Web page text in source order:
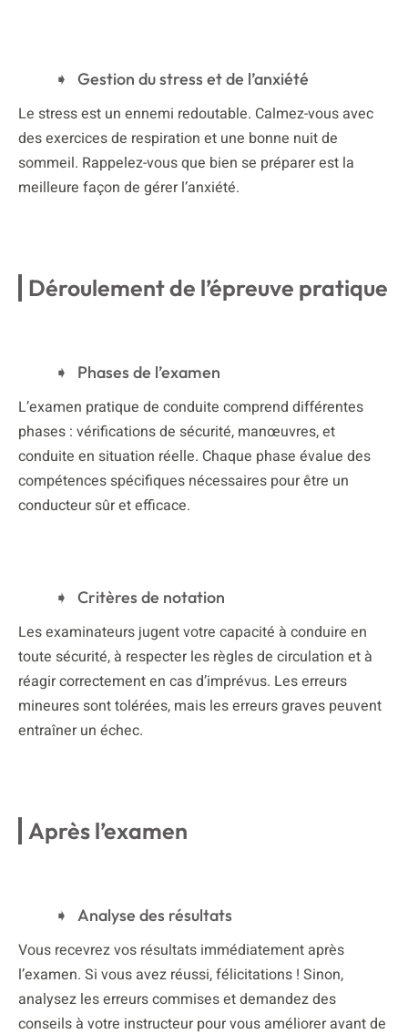
Gestion du stress et de l’anxiété
Le stress est un ennemi redoutable. Calmez-vous avec
des exercices de respiration et une bonne nuit de
sommeil. Rappelez-vous que bien se préparer est la
meilleure façon de gérer l’anxiété.
Déroulement de l’épreuve pratique
Phases de l’examen
L’examen pratique de conduite comprend différentes
phases : vérifications de sécurité, manœuvres, et
conduite en situation réelle. Chaque phase évalue des
compétences spécifiques nécessaires pour être un
conducteur sûr et efficace.
Critères de notation
Les examinateurs jugent votre capacité à conduire en
toute sécurité, à respecter les règles de circulation et à
réagir correctement en cas d’imprévus. Les erreurs
mineures sont tolérées, mais les erreurs graves peuvent
entraîner un échec.
Après l’examen
Analyse des résultats
Vous recevrez vos résultats immédiatement après
l’examen. Si vous avez réussi, félicitations ! Sinon,
analysez les erreurs commises et demandez des
conseils à votre instructeur pour vous améliorer avant de